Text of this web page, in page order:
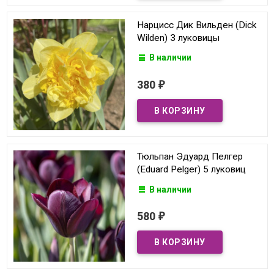
Нарцисс Дик Вильден (Dick
Wilden) 3 луковицы
В наличии
380 ₽
Тюльпан Эдуард Пелгер
(Eduard Pelger) 5 луковиц
В наличии
580 ₽